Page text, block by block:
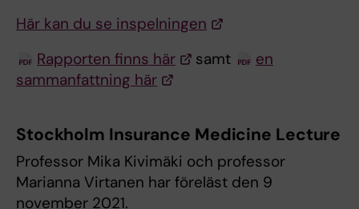
Här kan du se inspelningen
Rapporten finns här
samt
en
sammanfattning här
Stockholm Insurance Medicine Lecture
Professor Mika Kivimäki och professor
Marianna Virtanen har föreläst den 9
november 2021.